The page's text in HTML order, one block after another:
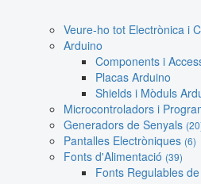
Veure-ho tot Electrònica i
Arduino
Components i
Placas Arduino
Shields i Mòduls
Microcontroladors i
Generadors de Senyals
Pantalles Electròniques (6)
Fonts d'Alimentació (39)
Fonts Regulables